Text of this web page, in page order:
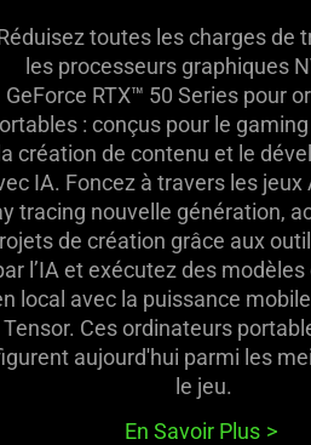
toutes les charges de
les processeurs graphiques
GeForce RTX™ 50 Series pour
: conçus pour le
la création de contenu et le
IA. Foncez à travers les jeux
tracing nouvelle génération,
de création grâce aux
l’IA et exécutez des
local avec la puissance
Tensor. Ces ordinateurs
aujourd'hui parmi les
le jeu.
En Savoir Plus